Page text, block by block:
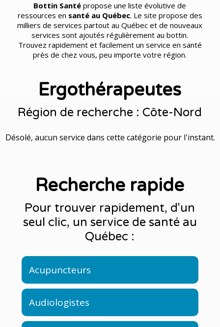
Bottin Santé propose une liste évolutive de
ressources en santé au Québec. Le site propose des
milliers de services partout au Québec et de nouveaux
services sont ajoutés régulièrement au bottin.
Trouvez rapidement et facilement un service en santé
près de chez vous, peu importe votre région.
Ergothérapeutes
Région de recherche : Côte-Nord
Désolé, aucun service dans cette catégorie pour l'instant.
Recherche rapide
Pour trouver rapidement, d'un
seul clic, un service de santé au
Québec :
Acupuncteurs
Audiologistes